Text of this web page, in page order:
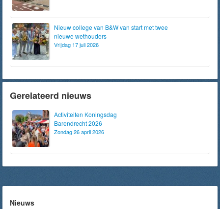
Nieuw college van B&W van start met twee
nieuwe wethouders
Vrijdag 17 juli 2026
Gerelateerd nieuws
Activiteiten Koningsdag
Barendrecht 2026
Zondag 26 april 2026
Nieuws